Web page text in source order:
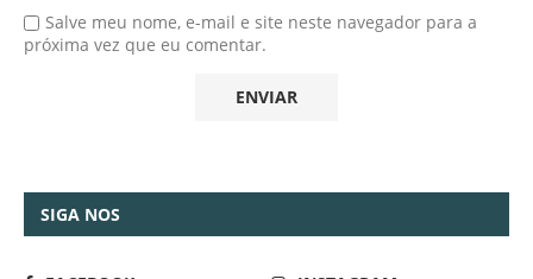
Salve meu nome, e-mail e site neste navegador para a
próxima vez que eu comentar.
SIGA NOS